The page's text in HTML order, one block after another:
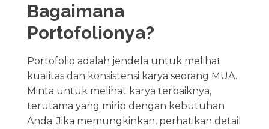
Bagaimana
Portofolionya?
Portofolio adalah jendela untuk melihat
kualitas dan konsistensi karya seorang MUA.
Minta untuk melihat karya terbaiknya,
terutama yang mirip dengan kebutuhan
Anda. Jika memungkinkan, perhatikan detail